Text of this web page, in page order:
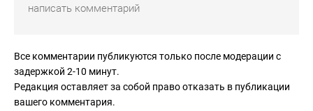
Все комментарии публикуются только после модерации с
задержкой 2-10 минут.
Редакция оставляет за собой право отказать в публикации
вашего комментария.